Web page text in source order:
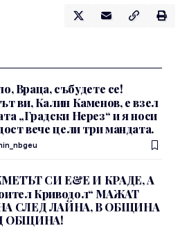
Враца, събудете се!
ви, Калин Каменов, е взел
„Градски Нерез“ и я носи
вече цели три мандата.
СИ Е&Е И КРАДЕ, А
Криводол“ МАЖАТ
СЛЕД ЛАЙНА, В ОБЩИНА
ОБЩИНА!